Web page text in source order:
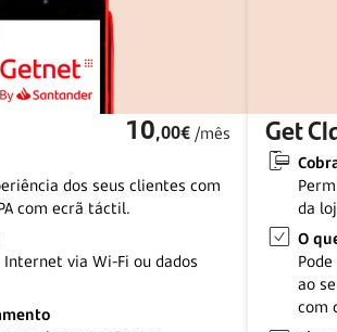
10,00€ /mês
dos seus clientes com
com ecrã táctil.
Internet via Wi-Fi ou dados
Get
da
O
ao
com